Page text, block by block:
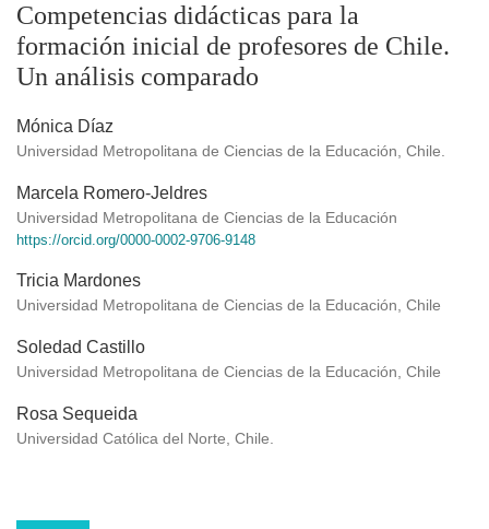
Competencias didácticas para la
formación inicial de profesores de Chile.
Un análisis comparado
Mónica Díaz
Universidad Metropolitana de Ciencias de la Educación, Chile.
Marcela Romero-Jeldres
Universidad Metropolitana de Ciencias de la Educación
https://orcid.org/0000-0002-9706-9148
Tricia Mardones
Universidad Metropolitana de Ciencias de la Educación, Chile
Soledad Castillo
Universidad Metropolitana de Ciencias de la Educación, Chile
Rosa Sequeida
Universidad Católica del Norte, Chile.